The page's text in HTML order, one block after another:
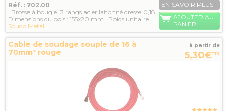
Réf. : 702.00
Brosse à bougie, 3 rangs acier laitonné dresse 0,18.
Dimensions du bois : 155x20 mm Poids unitaire...
Soudo Metal
EN SAVOIR PLUS
AJOUTER AU
PANIER
Cable de soudage souple de 16 à
70mm² rouge
à partir de
5,30€TTC